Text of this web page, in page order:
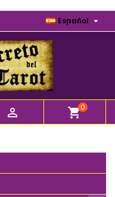
Español 
 shopping_cart0